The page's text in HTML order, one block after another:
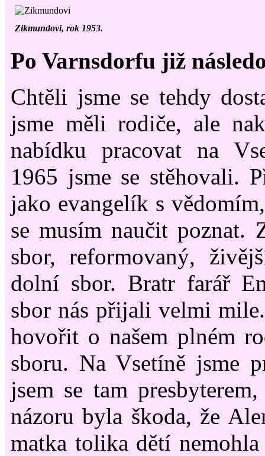
Zikmundovi, rok 1953.
Po Varnsdorfu již
Chtěli jsme se tehdy
jsme měli rodiče, ale
nabídku pracovat na
1965 jsme se stěhovali.
jako evangelík s
se musím naučit poznat.
sbor, reformovaný,
dolní sbor. Bratr farář
sbor nás přijali velmi
hovořit o našem plném
sboru. Na Vsetíně jsme
jsem se tam
názoru byla škoda, že
matka tolika dětí